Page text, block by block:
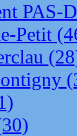
PAS-
Petit